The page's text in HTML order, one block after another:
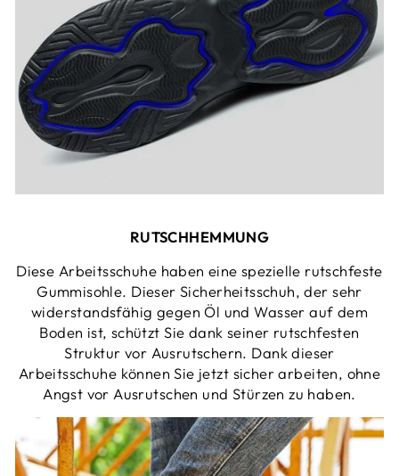
RUTSCHHEMMUNG
Diese Arbeitsschuhe haben eine spezielle rutschfeste
Gummisohle. Dieser Sicherheitsschuh, der sehr
widerstandsfähig gegen Öl und Wasser auf dem
Boden ist, schützt Sie dank seiner rutschfesten
Struktur vor Ausrutschern. Dank dieser
Arbeitsschuhe können Sie jetzt sicher arbeiten, ohne
Angst vor Ausrutschen und Stürzen zu haben.